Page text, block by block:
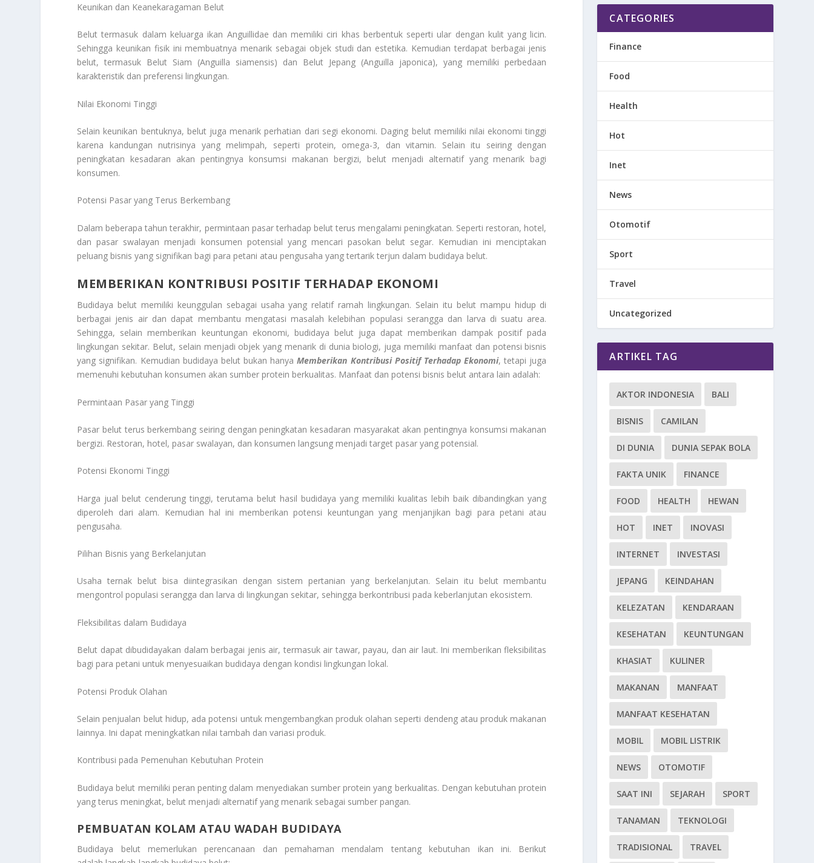
Keunikan dan Keanekaragaman Belut
Belut termasuk dalam keluarga ikan Anguillidae dan memiliki ciri khas berbentuk seperti ular dengan kulit yang licin.
Sehingga keunikan fisik ini membuatnya menarik sebagai objek studi dan estetika. Kemudian terdapat berbagai jenis
belut, termasuk Belut Siam (Anguilla siamensis) dan Belut Jepang (Anguilla japonica), yang memiliki perbedaan
karakteristik dan preferensi lingkungan.
Nilai Ekonomi Tinggi
Selain keunikan bentuknya, belut juga menarik perhatian dari segi ekonomi. Daging belut memiliki nilai ekonomi tinggi
karena kandungan nutrisinya yang melimpah, seperti protein, omega-3, dan vitamin. Selain itu seiring dengan
peningkatan kesadaran akan pentingnya konsumsi makanan bergizi, belut menjadi alternatif yang menarik bagi
konsumen.
Potensi Pasar yang Terus Berkembang
Dalam beberapa tahun terakhir, permintaan pasar terhadap belut terus mengalami peningkatan. Seperti restoran, hotel,
dan pasar swalayan menjadi konsumen potensial yang mencari pasokan belut segar. Kemudian ini menciptakan
peluang bisnis yang signifikan bagi para petani atau pengusaha yang tertarik terjun dalam budidaya belut.
MEMBERIKAN KONTRIBUSI POSITIF TERHADAP EKONOMI
Budidaya belut memiliki keunggulan sebagai usaha yang relatif ramah lingkungan. Selain itu belut mampu hidup di
berbagai jenis air dan dapat membantu mengatasi masalah kelebihan populasi serangga dan larva di suatu area.
Sehingga, selain memberikan keuntungan ekonomi, budidaya belut juga dapat memberikan dampak positif pada
lingkungan sekitar. Belut, selain menjadi objek yang menarik di dunia biologi, juga memiliki manfaat dan potensi bisnis
yang signifikan. Kemudian budidaya belut bukan hanyaMemberikan Kontribusi Positif Terhadap Ekonomi, tetapi juga
memenuhi kebutuhan konsumen akan sumber protein berkualitas. Manfaat dan potensi bisnis belut antara lain adalah:
Permintaan Pasar yang Tinggi
Pasar belut terus berkembang seiring dengan peningkatan kesadaran masyarakat akan pentingnya konsumsi makanan
bergizi. Restoran, hotel, pasar swalayan, dan konsumen langsung menjadi target pasar yang potensial.
Potensi Ekonomi Tinggi
Harga jual belut cenderung tinggi, terutama belut hasil budidaya yang memiliki kualitas lebih baik dibandingkan yang
diperoleh dari alam. Kemudian hal ini memberikan potensi keuntungan yang menjanjikan bagi para petani atau
pengusaha.
Pilihan Bisnis yang Berkelanjutan
Usaha ternak belut bisa diintegrasikan dengan sistem pertanian yang berkelanjutan. Selain itu belut membantu
mengontrol populasi serangga dan larva di lingkungan sekitar, sehingga berkontribusi pada keberlanjutan ekosistem.
Fleksibilitas dalam Budidaya
Belut dapat dibudidayakan dalam berbagai jenis air, termasuk air tawar, payau, dan air laut. Ini memberikan fleksibilitas
bagi para petani untuk menyesuaikan budidaya dengan kondisi lingkungan lokal.
Potensi Produk Olahan
Selain penjualan belut hidup, ada potensi untuk mengembangkan produk olahan seperti dendeng atau produk makanan
lainnya. Ini dapat meningkatkan nilai tambah dan variasi produk.
Kontribusi pada Pemenuhan Kebutuhan Protein
Budidaya belut memiliki peran penting dalam menyediakan sumber protein yang berkualitas. Dengan kebutuhan protein
yang terus meningkat, belut menjadi alternatif yang menarik sebagai sumber pangan.
PEMBUATAN KOLAM ATAU WADAH BUDIDAYA
Budidaya belut memerlukan perencanaan dan pemahaman mendalam tentang kebutuhan ikan ini. Berikut
CATEGORIES
Finance
Food
Health
Hot
Inet
News
Otomotif
Sport
Travel
Uncategorized
ARTIKEL TAG
AKTOR INDONESIA BALI
BISNIS CAMILAN
DI DUNIA DUNIA SEPAK BOLA
FAKTA UNIK FINANCE
FOOD HEALTH HEWAN
HOT INET INOVASI
INTERNET INVESTASI
JEPANG KEINDAHAN
KELEZATAN KENDARAAN
KESEHATAN KEUNTUNGAN
KHASIAT KULINER
MAKANAN MANFAAT
MANFAAT KESEHATAN
MOBIL MOBIL LISTRIK
NEWS OTOMOTIF
SAAT INI SEJARAH SPORT
TANAMAN TEKNOLOGI
TRADISIONAL TRAVEL